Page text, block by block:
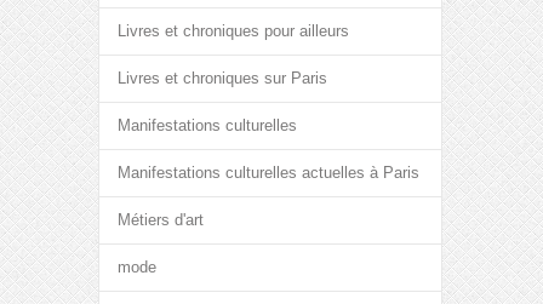
Livres et chroniques pour ailleurs
Livres et chroniques sur Paris
Manifestations culturelles
Manifestations culturelles actuelles à Paris
Métiers d'art
mode